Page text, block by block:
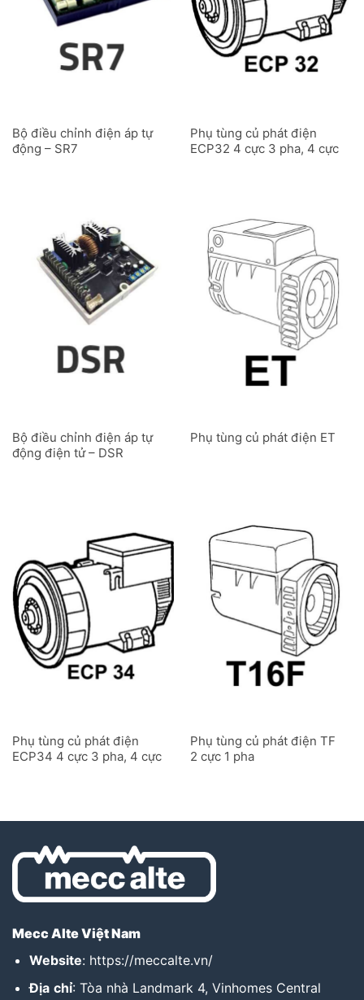
Bộ điều chỉnh điện áp tự
động – SR7
Phụ tùng củ phát điện
ECP32 4 cực 3 pha, 4 cực
Bộ điều chỉnh điện áp tự
động điện tử – DSR
Phụ tùng củ phát điện ET
Phụ tùng củ phát điện
ECP34 4 cực 3 pha, 4 cực
Phụ tùng củ phát điện TF
2 cực 1 pha
Mecc Alte Việt Nam
Website: https://meccalte.vn/
Địa chỉ: Tòa nhà Landmark 4, Vinhomes Central